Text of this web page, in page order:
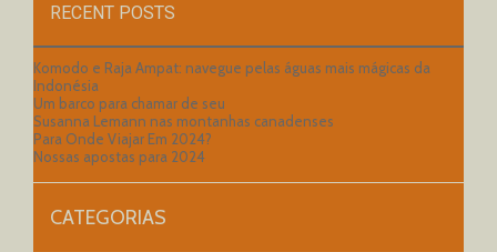
RECENT POSTS
Komodo e Raja Ampat: navegue pelas águas mais mágicas da
Indonésia
Um barco para chamar de seu
Susanna Lemann nas montanhas canadenses
Para Onde Viajar Em 2024?
Nossas apostas para 2024
CATEGORIAS